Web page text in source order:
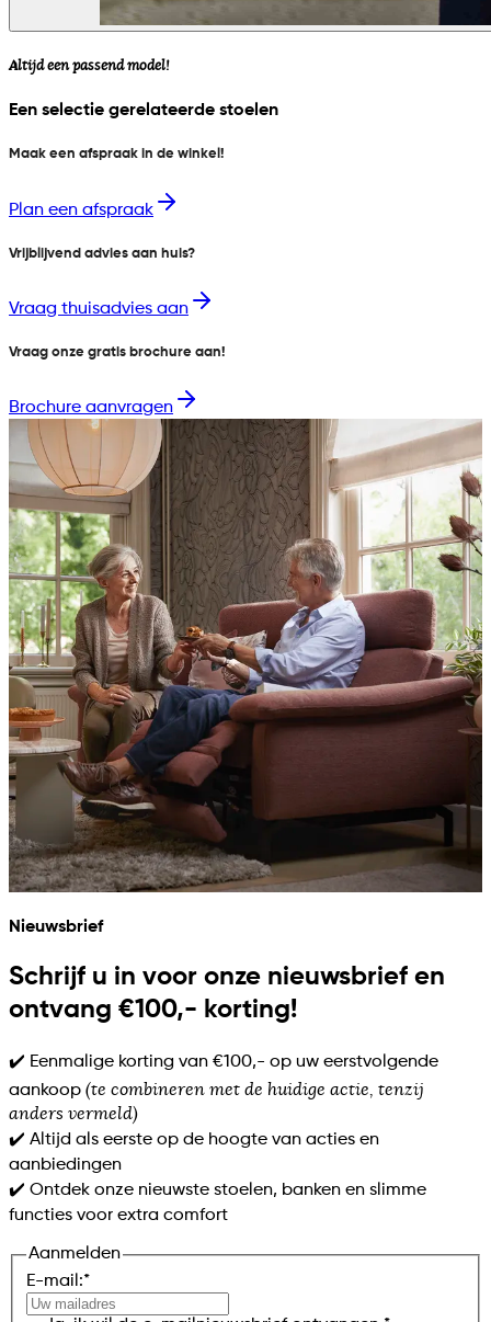
Altijd een passend model!
Een selectie gerelateerde stoelen
Maak een afspraak in de winkel!
Plan een afspraak
Vrijblijvend advies aan huis?
Vraag thuisadvies aan
Vraag onze gratis brochure aan!
Brochure aanvragen
Nieuwsbrief
Schrijf u in voor onze nieuwsbrief en
ontvang €100,- korting!
✔️ Eenmalige korting van €100,- op uw eerstvolgende
aankoop (te combineren met de huidige actie, tenzij
anders vermeld)
✔️ Altijd als eerste op de hoogte van acties en
aanbiedingen
✔️ Ontdek onze nieuwste stoelen, banken en slimme
functies voor extra comfort
Aanmelden
E-mail:*